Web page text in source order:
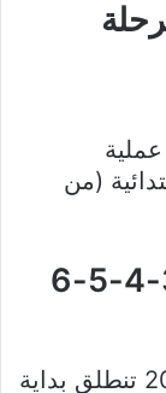
تنطلق بداية من يوم 25 أوت 2023 عملية
(من
تسجيل تلاميذ الأقسام 2-3-4-5-6
بالنسبة للسنة الدراسية 2022-2023 تنطلق بداية